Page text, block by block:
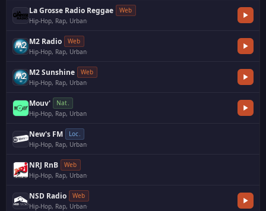
La Grosse Radio Reggae
Web
Hip-Hop, Rap, Urban·
M2 Radio
Web
Hip-Hop, Rap, Urban·
M2 Sunshine
Web
Hip-Hop, Rap, Urban·
Mouv'
Nat.
Hip-Hop, Rap, Urban
New's FM
Loc.
Hip-Hop, Rap, Urban·
NRJ RnB
Web
Hip-Hop, Rap, Urban·
NSD Radio
Web
Hip-Hop, Rap, Urban·